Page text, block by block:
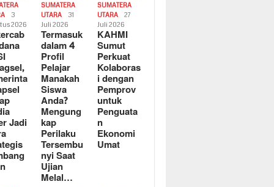
3
2026
Jadi
SUMATERA
UTARA
31
Juli 2026
Termasuk
dalam 4
Profil
Pelajar
Manakah
Siswa
Anda?
Mengung
kap
Perilaku
Tersembu
nyi Saat
Ujian
Melal…
SUMATERA
UTARA
27
Juli 2026
KAHMI
Sumut
Perkuat
Kolaboras
i dengan
Pemprov
untuk
Penguata
n
Ekonomi
Umat